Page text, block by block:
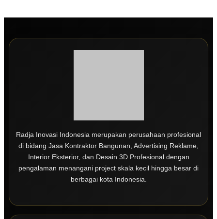
Radja Inovasi Indonesia merupakan perusahaan profesional
di bidang Jasa Kontraktor Bangunan, Advertising Reklame,
Interior Eksterior, dan Desain 3D Profesional dengan
pengalaman menangani project skala kecil hingga besar di
berbagai kota Indonesia.